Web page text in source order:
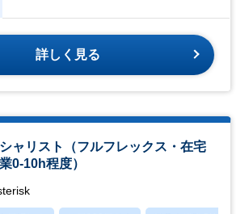
詳しく見る
ャリスト（フルフレックス・在宅
0-10h程度）